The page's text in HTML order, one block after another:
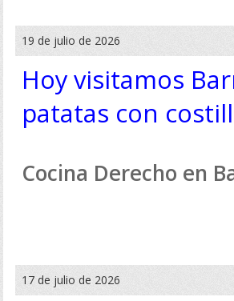
19 de julio de 2026
Hoy visitamos
patatas con
Cocina Derecho en
17 de julio de 2026